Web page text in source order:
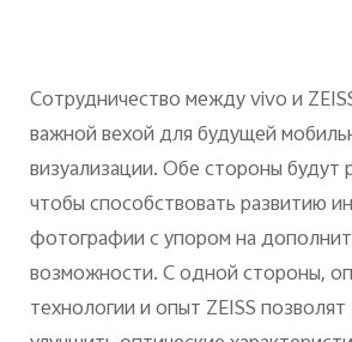
Сотрудничество между vivo и
важной вехой для будущей
визуализации. Обе стороны будут
чтобы способствовать развитию
фотографии с упором на
возможности. С одной стороны,
технологии и опыт ZEISS